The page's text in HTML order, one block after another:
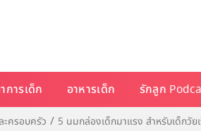
ารเด็ก อาหารเด็ก รักลูก
ะครอบครัว
5 นมกล่องเด็กมาแรง สำหรับเด็กวัย